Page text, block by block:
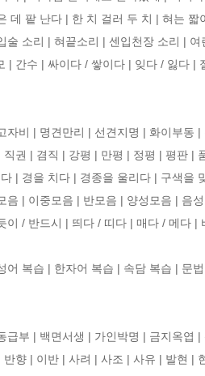
데 팥 난다 | 한 치 걸러 두 치 | 혀는
술 소리 | 혀끝소리 | 센입천장 소리 |
| 간수 | 싸이다 / 쌓이다 | 잊다 / 잃다 |
자비 | 명견만리 | 선견지명 | 화이부동
직권 | 겸직 | 강평 | 만평 | 정평 | 평판 |
| 경을 치다 | 경종을 울리다 | 구색
음 | 이중모음 | 반모음 | 양성모음 | 음
이 / 반드시 | 띄다 / 띠다 | 매다 / 메다 |
어 복습 | 한자어 복습 | 속담 복습 | 문
급부 | 백면서생 | 가인박명 | 금지옥
반향 | 이반 | 사려 | 사조 | 사유 | 발현 |